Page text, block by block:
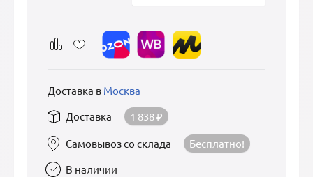
Доставка в Москва
Доставка
1 838₽
Самовывоз со склада
Бесплатно!
В наличии